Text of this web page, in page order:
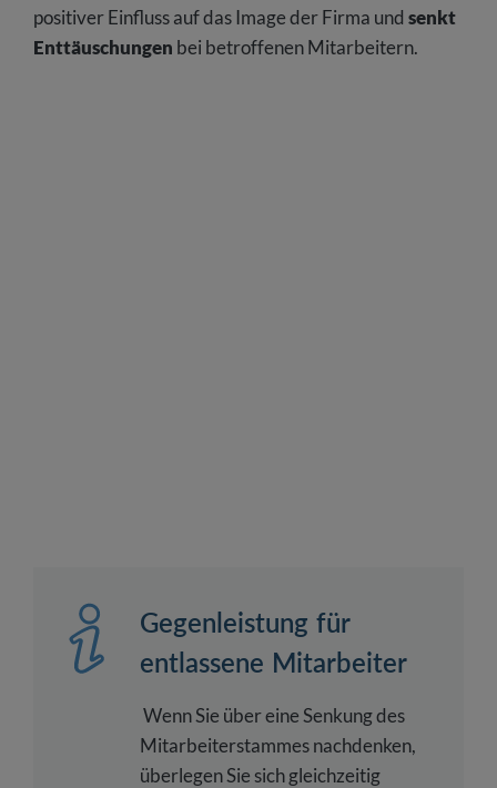
positiver Einfluss auf das Image der Firma und senkt
Enttäuschungen bei betroffenen Mitarbeitern.
Gegenleistung für
entlassene Mitarbeiter
Wenn Sie über eine Senkung des
Mitarbeiterstammes nachdenken,
überlegen Sie sich gleichzeitig